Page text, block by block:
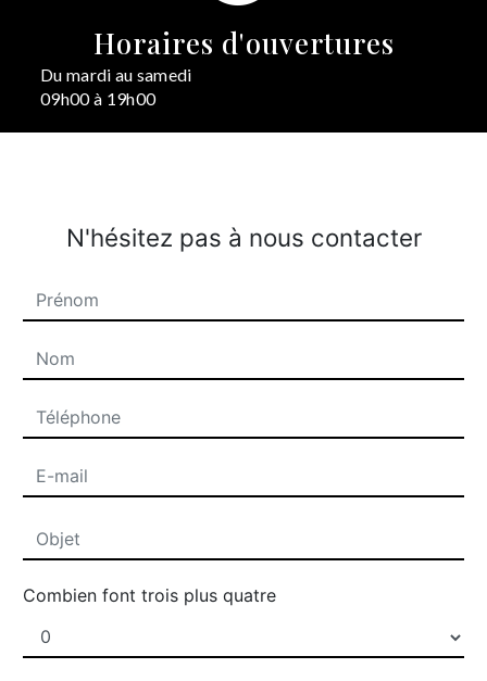
Horaires d'ouvertures
Du mardi au samedi
09h00 à 19h00
N'hésitez pas à nous contacter
Combien font trois plus quatre